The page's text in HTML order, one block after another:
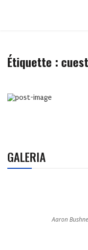
Étiquette :
GALERIA
Aaron